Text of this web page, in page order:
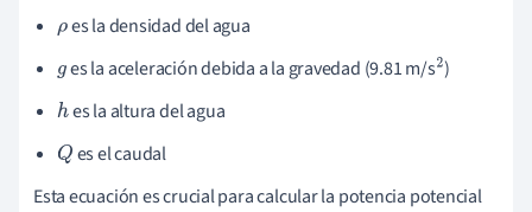
ρes la densidad del agua
ges la aceleración debida a la gravedad (9.81 m/s2)
hes la altura del agua
Q es el caudal
Esta ecuación es crucial para calcular la potencia potencial